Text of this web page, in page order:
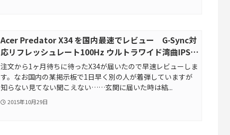
Acer Predator X34 を国内最速でレビュー G-Sync対
応リフレッシュレート100Hz ウルトラワイド湾曲IPS液
晶モニタ ～外観・組立編～
注文から1ヶ月待ちに待ったX34が届いたので早速レビューしま
す。なお国内の某掲示板で1日早く別の人が着弾していますが
知らない見てない聞こえない……玄関に届いた時は結...
2015年10月29日